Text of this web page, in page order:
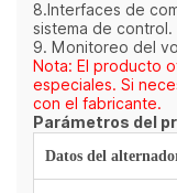
8.Interfaces de
sistema de control.
9. Monitoreo del
Nota: El producto
especiales. Si
con el fabricante.
Parámetros del
Datos del